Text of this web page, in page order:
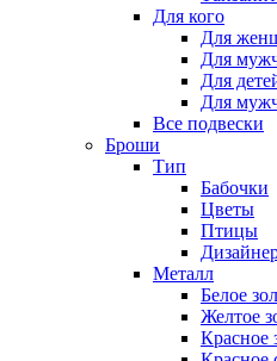
Для кого
Для
Для
Для
Для
Все подвески
Броши
Тип
Бабочки
Цветы
Птицы
Металл
Белое
Желтое
Красное